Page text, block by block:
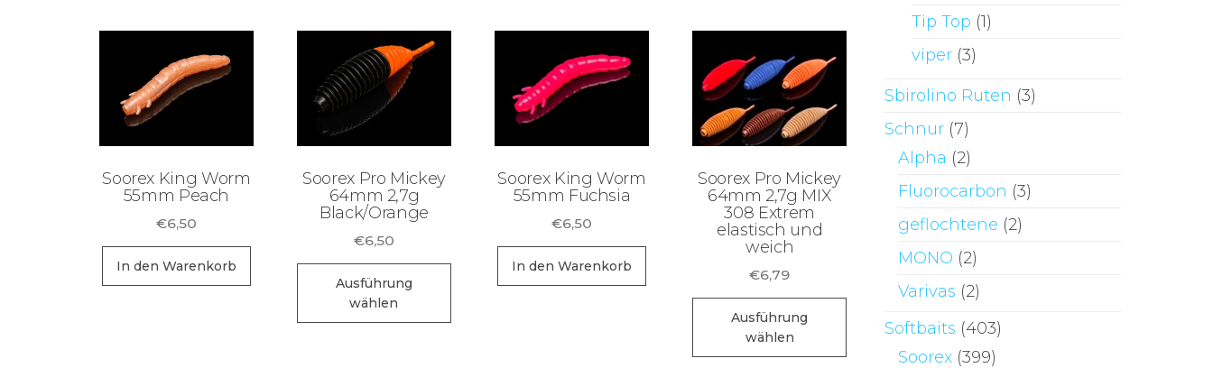
Soorex King Worm
55mm Peach
€6,50
In den Warenkorb
Soorex Pro Mickey
64mm 2,7g
Black/Orange
€6,50
Ausführung
wählen
Dieses
weist
Soorex King Worm
55mm Fuchsia
€6,50
In den Warenkorb
Soorex Pro Mickey
64mm 2,7g MIX
308 Extrem
elastisch und
weich
€6,79
Ausführung
wählen
Produkt
weist
Tip Top (1)
viper (3)
Sbirolino Ruten (3)
Schnur (7)
Alpha (2)
Fluorocarbon (3)
geflochtene (2)
MONO (2)
Varivas (2)
Softbaits (403)
Soorex (399)